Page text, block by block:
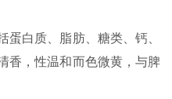
蛋白质、脂肪、糖类、钙、
香，性温和而色微黄，与脾